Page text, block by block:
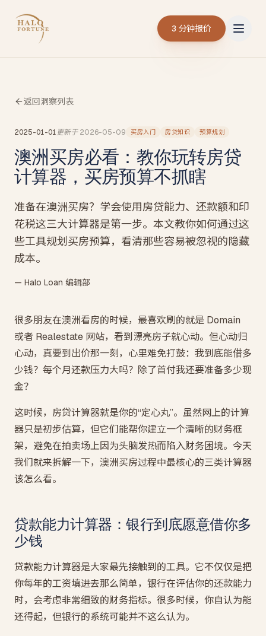
3 分钟报价
返回洞察列表
2025-01-01更新于 2026-05-09 买房入门 房贷知识 预算规划
澳洲买房必看：教你玩转房贷
计算器，买房预算不抓瞎
准备在澳洲买房？学会使用房贷能力、还款额和印
花税这三大计算器是第一步。本文教你如何通过这
些工具规划买房预算，看清那些容易被忽视的隐藏
成本。
— Halo Loan 编辑部
很多朋友在澳洲看房的时候，最喜欢刷的就是 Domain
或者 Realestate 网站，看到漂亮房子就心动。但心动归
心动，真要到出价那一刻，心里难免打鼓：我到底能借多
少钱？每个月还款压力大吗？除了首付我还要准备多少现
金？
这时候，房贷计算器就是你的“定心丸”。虽然网上的计算
器只是初步估算，但它们能帮你建立一个清晰的财务框
架，避免在拍卖场上因为头脑发热而陷入财务困境。今天
我们就来拆解一下，澳洲买房过程中最核心的三类计算器
该怎么看。
贷款能力计算器：银行到底愿意借你多
少钱
贷款能力计算器是大家最先接触到的工具。它不仅仅是把
你每年的工资填进去那么简单，银行在评估你的还款能力
时，会考虑非常细致的财务指标。很多时候，你自认为能
还得起，但银行的系统可能并不这么认为。